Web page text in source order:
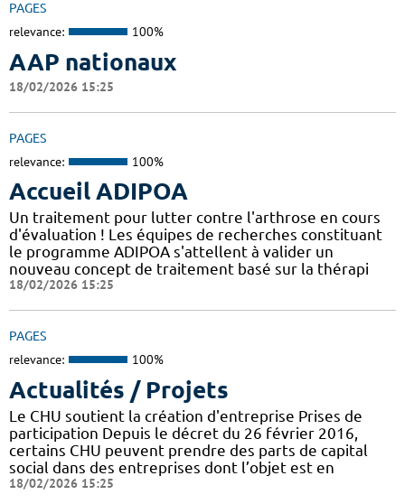
PAGES
relevance: 100%
AAP nationaux
18/02/2026 15:25
PAGES
relevance: 100%
Accueil ADIPOA
Un traitement pour lutter contre l'arthrose en cours
d'évaluation ! Les équipes de recherches constituant
le programme ADIPOA s'attellent à valider un
nouveau concept de traitement basé sur la thérapi
18/02/2026 15:25
PAGES
relevance: 100%
Actualités / Projets
Le CHU soutient la création d'entreprise Prises de
participation Depuis le décret du 26 février 2016,
certains CHU peuvent prendre des parts de capital
social dans des entreprises dont l’objet est en
18/02/2026 15:25